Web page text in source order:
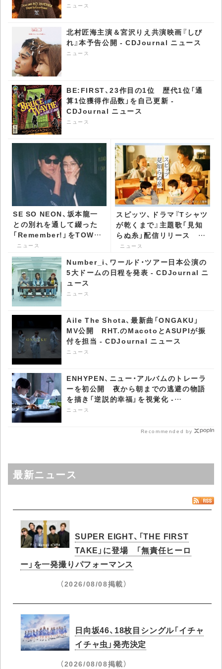
ニュース
北村匠海主演＆宮沢りえ共演映画『しび
れ』本予告公開 - CDJournal ニュース
ニュース
BE:FIRST、23作目の1位 歴代1位「通
算1位獲得作品数」を自己更新 -
CDJournal ニュース
ニュース
SE SO NEON、坂本龍一
との別れを通して綴った
「Remember!」をTOWA
TEIがリミックス -
CDJournal ニュース
ニュース
スピッツ、ドラマ『Tシャツ
が乾くまで』主題歌「見知
らぬ糸」配信リリース ド
ラマとのSPコラボ・ムービ
ー公開 - CDJournal ニュ
ース
ニュース
Number_i、ワールド・ツアー日本公演の
5大ドームの日程を発表 - CDJournal ニ
ュース
ニュース
Aile The Shota、最新曲「ONGAKU」
MV公開 RHT.のMacotoとASUPIが振
付を担当 - CDJournal ニュース
ニュース
ENHYPEN、ニュー・アルバムのトレーラ
ーを初公開 夜から朝までの逃避の物語
を描き「逆説的幸福」を視覚化 -
CDJournal ニュース
ニュース
Recommended by
最新ニュース
SUPER EIGHT、「THE FIRST
TAKE」に登場 「無責任ヒーロ
ー」を一発撮りパフォーマンス
（2026/08/08掲載）
日向坂46、18枚目シングル「イチャ
イチャ虫」発売決定
（2026/08/08掲載）